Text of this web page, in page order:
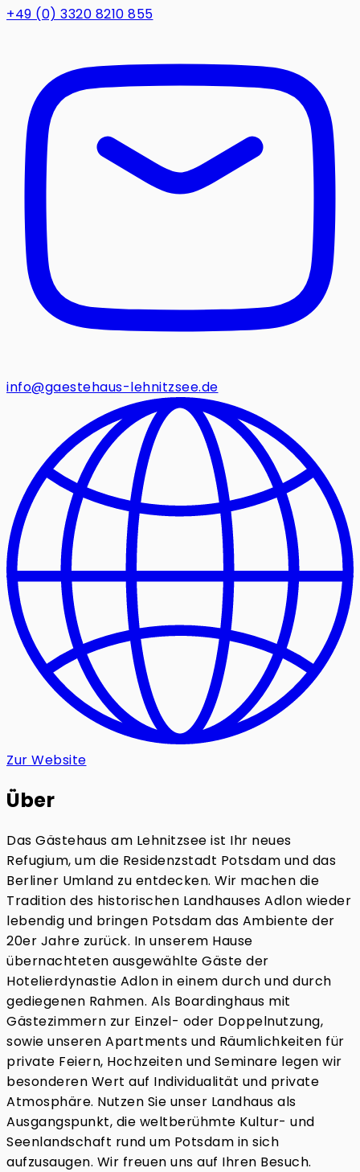
+49 (0) 3320 8210 855
info@gaestehaus-lehnitzsee.de
Zur Website
Über
Das Gästehaus am Lehnitzsee ist Ihr neues
Refugium, um die Residenzstadt Potsdam und das
Berliner Umland zu entdecken. Wir machen die
Tradition des historischen Landhauses Adlon wieder
lebendig und bringen Potsdam das Ambiente der
20er Jahre zurück. In unserem Hause
übernachteten ausgewählte Gäste der
Hotelierdynastie Adlon in einem durch und durch
gediegenen Rahmen. Als Boardinghaus mit
Gästezimmern zur Einzel- oder Doppelnutzung,
sowie unseren Apartments und Räumlichkeiten für
private Feiern, Hochzeiten und Seminare legen wir
besonderen Wert auf Individualität und private
Atmosphäre. Nutzen Sie unser Landhaus als
Ausgangspunkt, die weltberühmte Kultur- und
Seenlandschaft rund um Potsdam in sich
aufzusaugen. Wir freuen uns auf Ihren Besuch.